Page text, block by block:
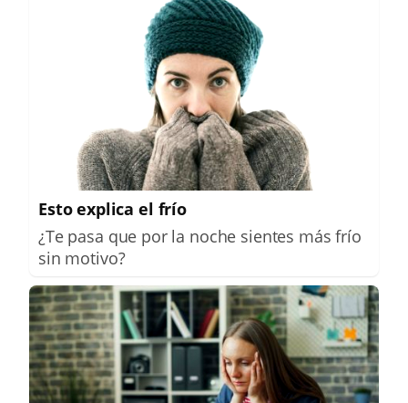
Esto explica el frío
¿Te pasa que por la noche sientes más frío
sin motivo?